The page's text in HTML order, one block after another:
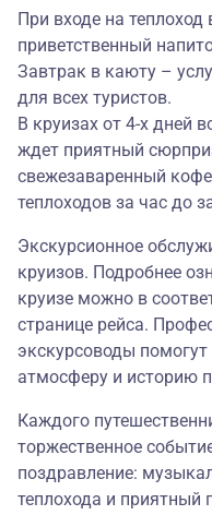
При входе на
приветственный
Завтрак в каюту –
для всех туристов.
В круизах от 4-х дней
ждет приятный
свежезаваренный
теплоходов за час до
Экскурсионное
круизов. Подробнее
круизе можно в
странице рейса.
экскурсоводы
атмосферу и историю
Каждого
торжественное
поздравление:
теплохода и приятный